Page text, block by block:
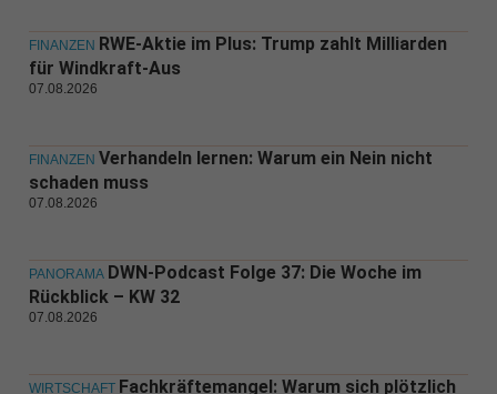
FINANZEN RWE-Aktie im Plus: Trump zahlt Milliarden
für Windkraft-Aus
07.08.2026
FINANZEN Verhandeln lernen: Warum ein Nein nicht
schaden muss
07.08.2026
PANORAMA DWN-Podcast Folge 37: Die Woche im
Rückblick – KW 32
07.08.2026
WIRTSCHAFT Fachkräftemangel: Warum sich plötzlich